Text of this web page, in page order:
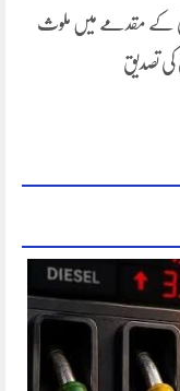
کے مقدمے میں ملوث
کی تصدیق